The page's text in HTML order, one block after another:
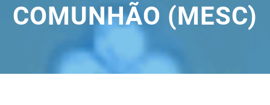
COMUNHÃO (MESC)